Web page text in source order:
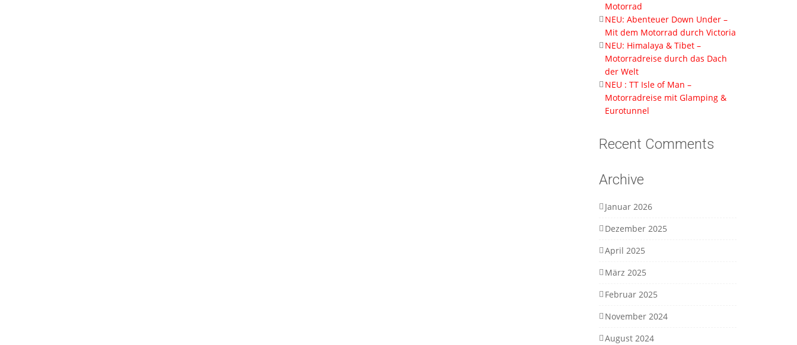
Motorrad
NEU: Abenteuer Down Under –
Mit dem Motorrad durch Victoria
NEU: Himalaya & Tibet –
Motorradreise durch das Dach
der Welt
NEU : TT Isle of Man –
Motorradreise mit Glamping &
Eurotunnel
Recent Comments
Archive
Januar 2026
Dezember 2025
April 2025
März 2025
Februar 2025
November 2024
August 2024